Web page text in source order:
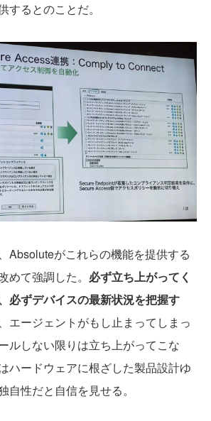
するとのことだ。
Absoluteがこれらの機能を提供する
めて強調した。 必ず立ち上がってく
必ずデバイスの最新状況を把握す
エージェントがもし止まってしまっ
ルしない限りは立ち上がってこな
ハードウェアに根ざした製品設計ゆ
自性だと自信を見せる。